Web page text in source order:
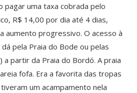
pagar uma taxa cobrada pelo
R$ 14,00 por dia até 4 dias,
aumento progressivo. O acesso à
pela Praia do Bode ou pelas
a partir da Praia do Bordó. A praia
fofa. Era a favorita das tropas
um acampamento nela